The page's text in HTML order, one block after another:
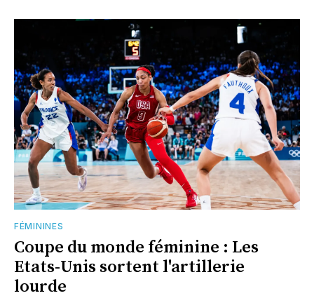
FÉMININES
Coupe du monde féminine : Les
Etats-Unis sortent l'artillerie
lourde